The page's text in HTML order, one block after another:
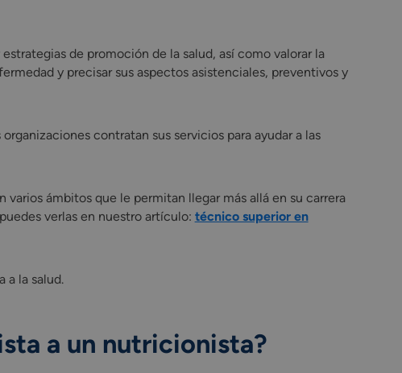
de promoción de la salud, así como valorar la
y precisar sus aspectos asistenciales, preventivos y
contratan sus servicios para ayudar a las
ámbitos que le permitan llegar más allá en su carrera
verlas en nuestro artículo: técnico superior en
a la salud.
a un nutricionista?